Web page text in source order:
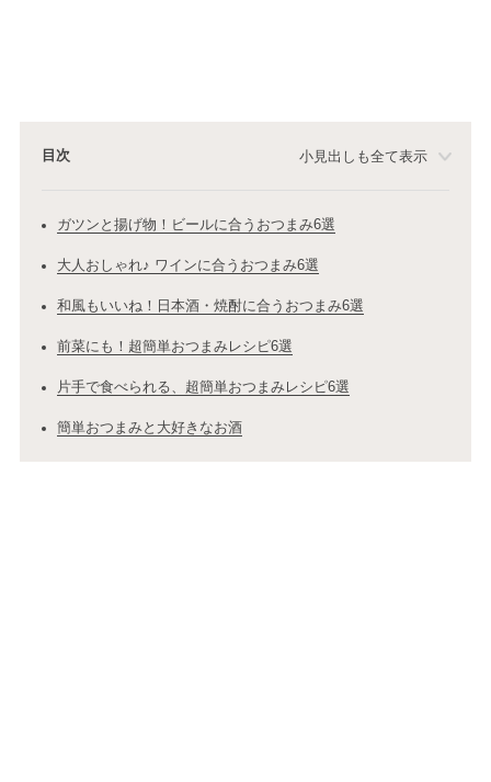
目次 小見出しも全て表示
ガツンと揚げ物！ビールに合うおつまみ6選
大人おしゃれ♪ ワインに合うおつまみ6選
和風もいいね！日本酒・焼酎に合うおつまみ6選
前菜にも！超簡単おつまみレシピ6選
片手で食べられる、超簡単おつまみレシピ6選
簡単おつまみと大好きなお酒